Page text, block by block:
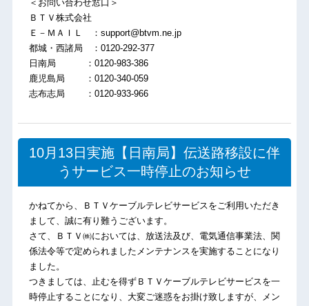
＜お問い合わせ窓口＞
ＢＴＶ株式会社
Ｅ－ＭＡＩＬ ：support@btvm.ne.jp
都城・西諸局 ：0120-292-377
日南局 ：0120-983-386
鹿児島局 ：0120-340-059
志布志局 ：0120-933-966
10月13日実施【日南局】伝送路移設に伴
うサービス一時停止のお知らせ
かねてから、ＢＴＶケーブルテレビサービスをご利用いただき
まして、誠に有り難うございます。
さて、ＢＴＶ㈱においては、放送法及び、電気通信事業法、関
係法令等で定められましたメンテナンスを実施することになり
ました。
つきましては、止むを得ずＢＴＶケーブルテレビサービスを一
時停止することになり、大変ご迷惑をお掛け致しますが、メン